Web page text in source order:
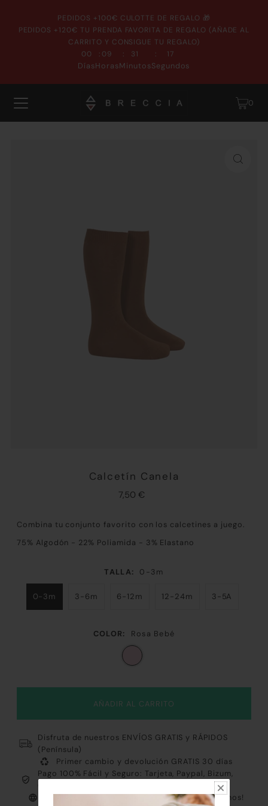
PEDIDOS +100€ CULOTTE DE REGALO 🎁
PEDIDOS +120€ TU PRENDA FAVORITA DE REGALO (AÑADE AL
CARRITO Y CONSIGUE TU REGALO)
00
Días
: 09
Horas
: 31
Minutos
: 17
Segundos
0
Calcetín Canela
7,50 €
Combina tu conjunto favorito con los calcetines a juego.
75% Algodón - 22% Poliamida - 3% Elastano
TALLA: 0-3m
0-3m 3-6m 6-12m 12-24m 3-5A
COLOR: Rosa Bebé
Disfruta de nuestros ENVÍOS GRATIS y RÁPIDOS
(Península)
Primer cambio y devolución GRATIS 30 días
Pago 100% Fácil y Seguro: Tarjeta, Paypal, Bizum,
Atención al cliente PERSONALIZADA ¡Consúltanos!